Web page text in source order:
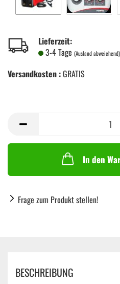
Lieferzeit:
3-4 Tage (Ausland abweichend)
Versandkosten :GRATIS
In den
Frage zum Produkt stellen!
BESCHREIBUNG